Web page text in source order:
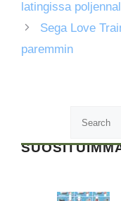
latingissa
Sega Love
paremmin